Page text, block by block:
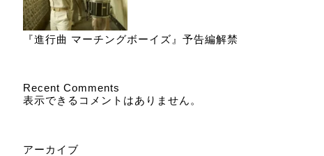
『進行曲 マーチングボーイズ』予告編解禁
Recent Comments
表示できるコメントはありません。
アーカイブ